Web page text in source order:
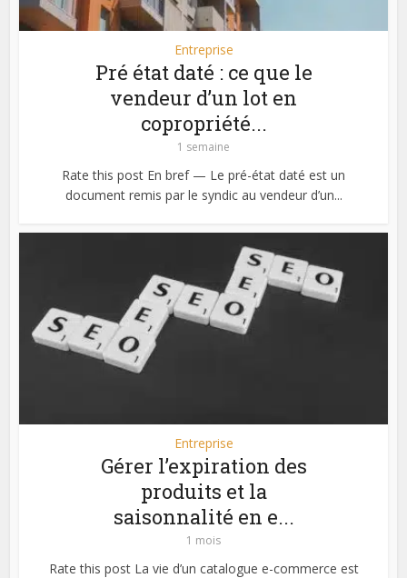
Entreprise
Pré état daté : ce que le
vendeur d’un lot en
copropriété...
1 semaine
Rate this post En bref — Le pré-état daté est un
document remis par le syndic au vendeur d’un...
Entreprise
Gérer l’expiration des
produits et la
saisonnalité en e...
1 mois
Rate this post La vie d’un catalogue e-commerce est